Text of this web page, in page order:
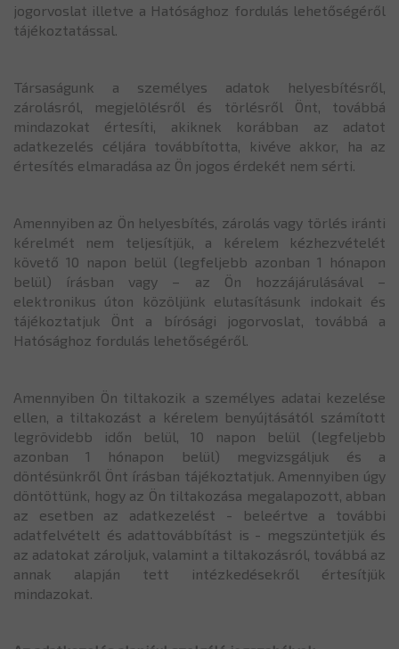
jogorvoslat illetve a Hatósághoz fordulás lehetőségéről
tájékoztatással.
Társaságunk a személyes adatok helyesbítésről,
zárolásról, megjelölésről és törlésről Önt, továbbá
mindazokat értesíti, akiknek korábban az adatot
adatkezelés céljára továbbította, kivéve akkor, ha az
értesítés elmaradása az Ön jogos érdekét nem sérti.
Amennyiben az Ön helyesbítés, zárolás vagy törlés iránti
kérelmét nem teljesítjük, a kérelem kézhezvételét
követő 10 napon belül (legfeljebb azonban 1 hónapon
belül) írásban vagy – az Ön hozzájárulásával –
elektronikus úton közöljünk elutasításunk indokait és
tájékoztatjuk Önt a bírósági jogorvoslat, továbbá a
Hatósághoz fordulás lehetőségéről.
Amennyiben Ön tiltakozik a személyes adatai kezelése
ellen, a tiltakozást a kérelem benyújtásától számított
legrövidebb időn belül, 10 napon belül (legfeljebb
azonban 1 hónapon belül) megvizsgáljuk és a
döntésünkről Önt írásban tájékoztatjuk. Amennyiben úgy
döntöttünk, hogy az Ön tiltakozása megalapozott, abban
az esetben az adatkezelést - beleértve a további
adatfelvételt és adattovábbítást is - megszüntetjük és
az adatokat zároljuk, valamint a tiltakozásról, továbbá az
annak alapján tett intézkedésekről értesítjük
mindazokat.